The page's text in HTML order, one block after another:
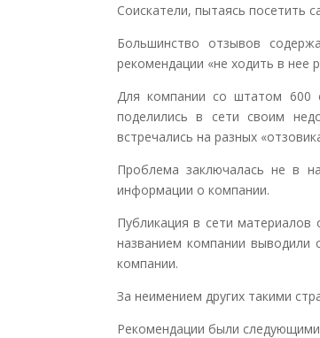
Соискатели, пытаясь посетить
Большинство отзывов
рекомендации «не ходить в нее
Для компании со штатом 600
поделились в сети своим
встречались на разных
Проблема заключалась не в
информации о компании.
Публикация в сети материалов
названием компании
компании.
За неимением других такими
Рекомендации были